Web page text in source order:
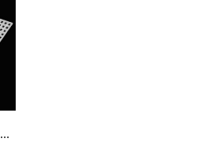
BOMBKA GWIAZDKA do haftu, kanwa plastikowa